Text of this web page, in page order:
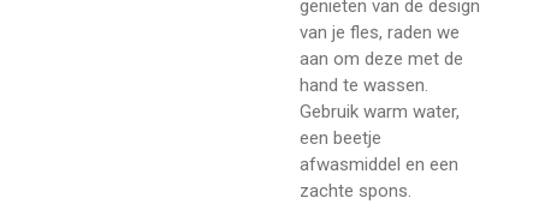
genieten van de design
van je fles, raden we
aan om deze met de
hand te wassen.
Gebruik warm water,
een beetje
afwasmiddel en een
zachte spons.